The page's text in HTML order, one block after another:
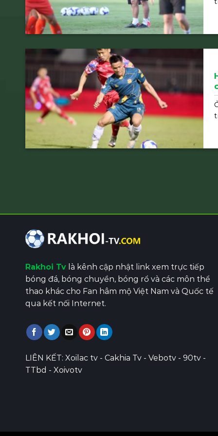
Rakhoi Tv là kênh cập nhật link xem trực tiếp
bóng đá, bóng chuyền, bóng rổ và các môn thể
thao khác cho Fan hâm mộ Việt Nam và Quốc tế
qua kết nối Internet.
LIÊN KẾT: Xoilac tv - Cakhia Tv - Vebotv - 90tv -
TTbd - Xoivotv